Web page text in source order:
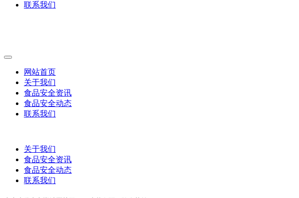
联系我们
网站首页
关于我们
食品安全资讯
食品安全动态
联系我们
关于我们
食品安全资讯
食品安全动态
联系我们